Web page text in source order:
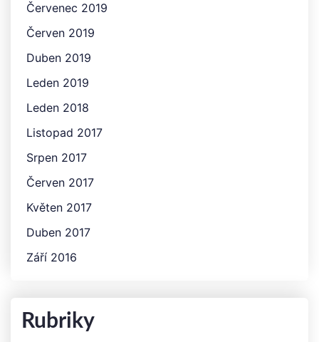
Červenec 2019
Červen 2019
Duben 2019
Leden 2019
Leden 2018
Listopad 2017
Srpen 2017
Červen 2017
Květen 2017
Duben 2017
Září 2016
Rubriky